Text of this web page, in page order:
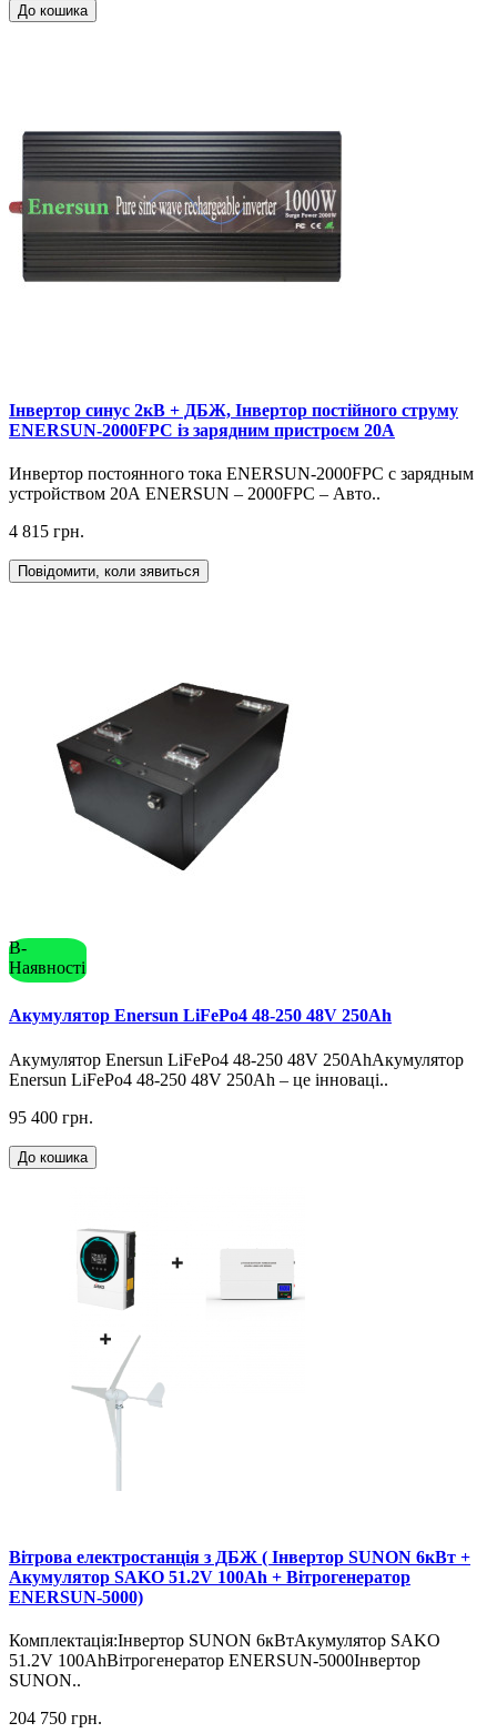
До кошика
Інвертор синус 2кВ + ДБЖ, Інвертор постійного струму
ENERSUN-2000FPC із зарядним пристроєм 20А
Инвертор постоянного тока ENERSUN-2000FPC с зарядным
устройством 20А ENERSUN – 2000FPC – Авто..
4 815 грн.
Повідомити, коли зявиться
В-
Наявності
Акумулятор Enersun LiFePo4 48-250 48V 250Ah
Акумулятор Enersun LiFePo4 48-250 48V 250AhАкумулятор
Enersun LiFePo4 48-250 48V 250Ah – це інноваці..
95 400 грн.
До кошика
Вітрова електростанція з ДБЖ ( Інвертор SUNON 6кВт +
Акумулятор SAKO 51.2V 100Ah + Вітрогенератор
ENERSUN-5000)
Комплектація:Інвертор SUNON 6кВтАкумулятор SAKO
51.2V 100AhВітрогенератор ENERSUN-5000Інвертор
SUNON..
204 750 грн.